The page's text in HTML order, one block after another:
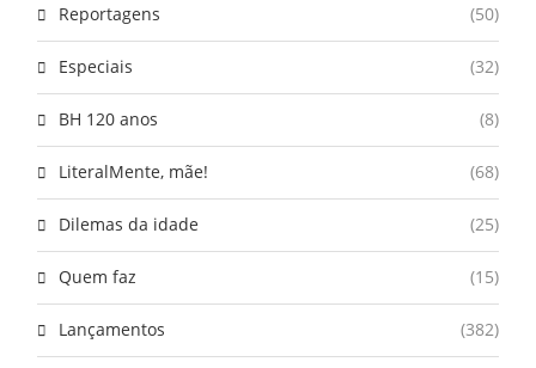
Reportagens (50)
Especiais (32)
BH 120 anos (8)
LiteralMente, mãe! (68)
Dilemas da idade (25)
Quem faz (15)
Lançamentos (382)